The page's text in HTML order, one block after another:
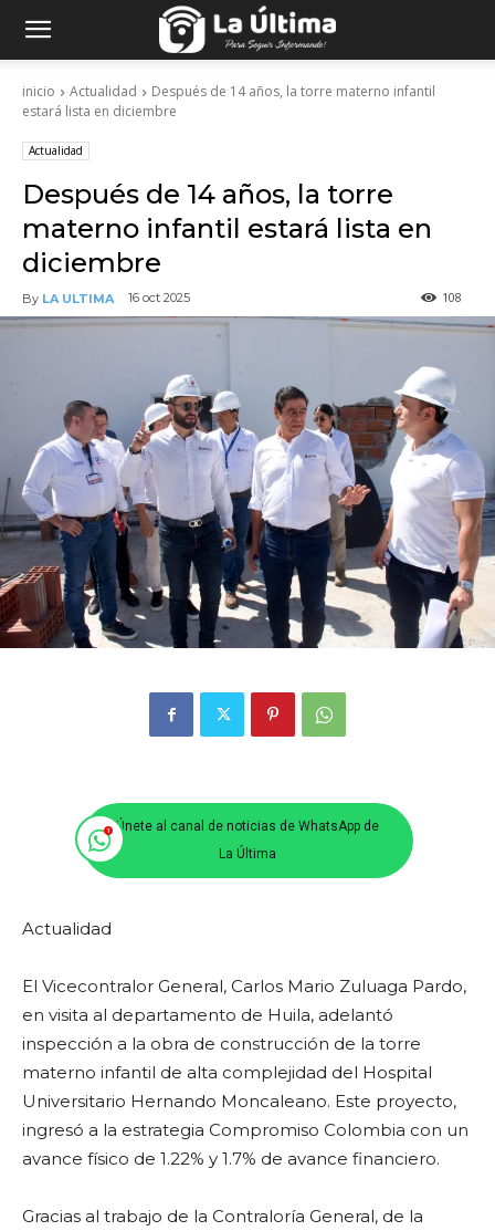
inicio Actualidad
Después de 14 años, la torre materno infantil
estará lista en diciembre
Actualidad
Después de 14 años, la torre
materno infantil estará lista en
diciembre
By LA ULTIMA 16 oct 2025 108
Únete al canal de noticias de WhatsApp de
La Última
Actualidad
El Vicecontralor General, Carlos Mario Zuluaga Pardo,
en visita al departamento de Huila, adelantó
inspección a la obra de construcción de la torre
materno infantil de alta complejidad del Hospital
Universitario Hernando Moncaleano. Este proyecto,
ingresó a la estrategia Compromiso Colombia con un
avance físico de 1.22% y 1.7% de avance financiero.
Gracias al trabajo de la Contraloría General, de la